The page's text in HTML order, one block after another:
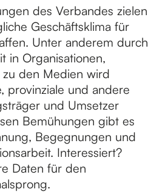
des Verbandes zielen
Geschäftsklima für
Unter anderem durch
in Organisationen,
den Medien wird
provinziale und andere
und Umsetzer
Bemühungen gibt es
Begegnungen und
Interessiert?
Daten für den